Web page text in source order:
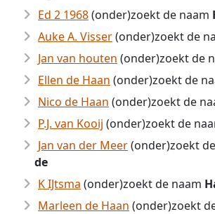
Ed 2 1968(onder)zoekt de naam
Auke A. Visser(onder)zoekt de
Jan van houten (onder)zoekt de
Ellen de Haan (onder)zoekt de
Nico de Haan (onder)zoekt de
P.J. van Kooij (onder)zoekt de
Jan van der Meer(onder)zoekt
de
K IJtsma (onder)zoekt de naam
Marleen de Haan (onder)zoekt